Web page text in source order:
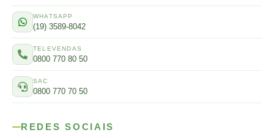
WHATSAPP
(19) 3589-8042
TELEVENDAS
0800 770 80 50
SAC
0800 770 70 50
REDES SOCIAIS